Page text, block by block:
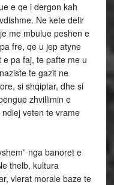
e qe i dergon kah
Ne kete delir
me mbulue peshen e
fre, qe u jep atyne
pa faj, te pafte me u
te gazit ne
si shqiptar, dhe si
zhvillimin e
veten te vrame
nga banoret e
thelb, kultura
vlerat morale baze te